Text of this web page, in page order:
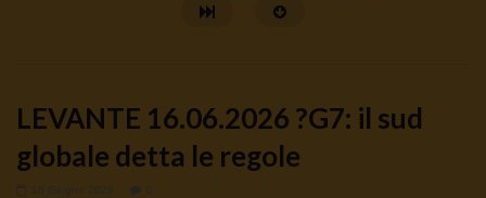
LEVANTE 16.06.2026 ?G7: il sud
globale detta le regole